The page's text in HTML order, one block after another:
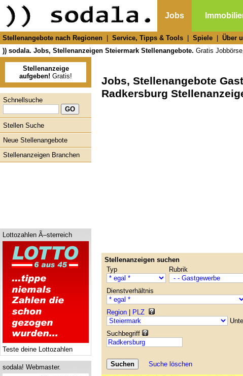
Jobs
Stellenangebote nach Regionen Service, Tipps & Tools Spiele Über
)) sodala. Jobs, Stellenanzeigen Steiermark Stellenangebote. Gratis
Stellenanzeige
aufgeben! Gratis!
Schnellsuche
Stellen Suche
Neue Stellenangebote
Stellenanzeigen Branchen
Lottozahlen Ã–sterreich
Teste deine Lottozahlen
sodala! Webmaster.
Jobs, Stellenangebote
Radkersburg
Stellenanzeigen suchen
Typ
Rubrik
Dienstverhältnis
Region
PLZ
Suchbegriff
Suche löschen